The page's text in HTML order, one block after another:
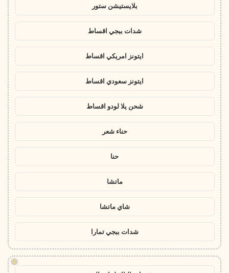
بلايستيشن ستور
شدات ببجي اقساط
ايتونز امريكي اقساط
ايتونز سعودي اقساط
شحن يلا لودو اقساط
حناء شعر
حنا
ماتشا
شاي ماتشا
شدات ببجي تمارا
!